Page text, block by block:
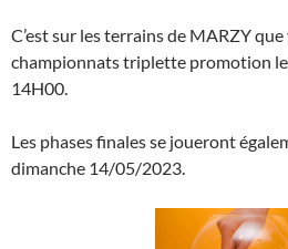
C’est sur les terrains de MARZY
championnats triplette promotion
14H00.
Les phases finales se joueront
dimanche 14/05/2023.